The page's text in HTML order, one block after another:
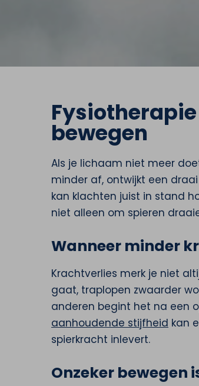
bewegen
Als je lichaam niet meer
minder af, ontwijkt een
kan klachten juist in stand
niet alleen om spieren
Wanneer minder
Krachtverlies merk je niet
gaat, traplopen zwaarder
anderen begint het na een
aanhoudende stijfheid kan
spierkracht inlevert.
Onzeker bewegen